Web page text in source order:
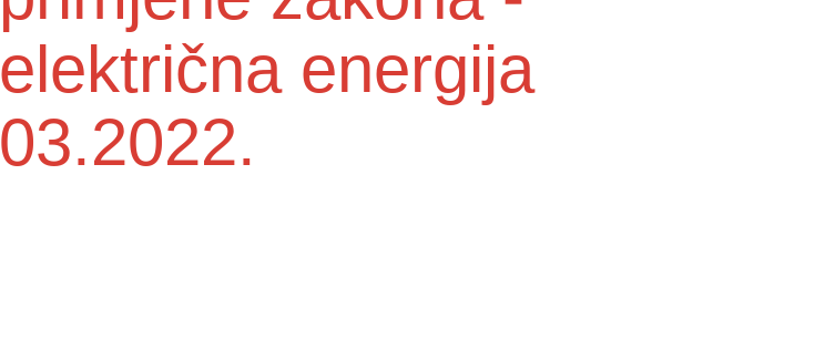
električna energija
03.2022.